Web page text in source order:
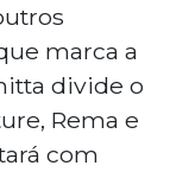
marca a
divide o
Rema e
com